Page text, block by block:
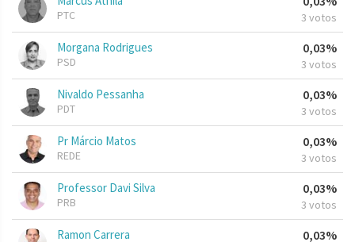
PTC 3 votos
Morgana Rodrigues
PSD
0,03%
3 votos
Nivaldo Pessanha
PDT
0,03%
3 votos
Pr Márcio Matos
REDE
0,03%
3 votos
Professor Davi Silva
PRB
0,03%
3 votos
Ramon Carrera 0,03%